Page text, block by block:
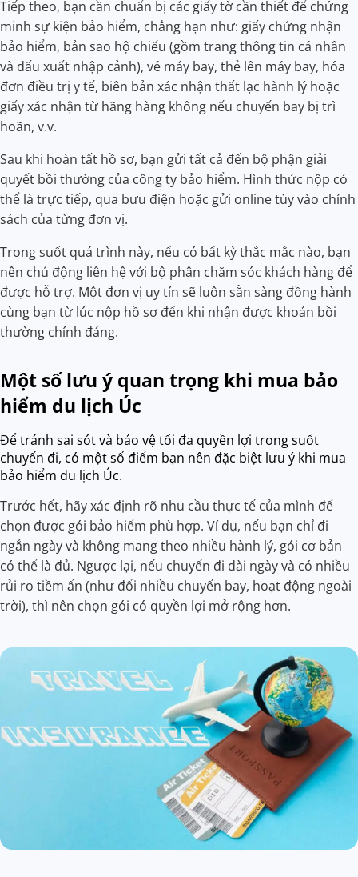
Tiếp theo, bạn cần chuẩn bị các giấy tờ cần thiết để chứng
minh sự kiện bảo hiểm, chẳng hạn như: giấy chứng nhận
bảo hiểm, bản sao hộ chiếu (gồm trang thông tin cá nhân
và dấu xuất nhập cảnh), vé máy bay, thẻ lên máy bay, hóa
đơn điều trị y tế, biên bản xác nhận thất lạc hành lý hoặc
giấy xác nhận từ hãng hàng không nếu chuyến bay bị trì
hoãn, v.v.
Sau khi hoàn tất hồ sơ, bạn gửi tất cả đến bộ phận giải
quyết bồi thường của công ty bảo hiểm. Hình thức nộp có
thể là trực tiếp, qua bưu điện hoặc gửi online tùy vào chính
sách của từng đơn vị.
Trong suốt quá trình này, nếu có bất kỳ thắc mắc nào, bạn
nên chủ động liên hệ với bộ phận chăm sóc khách hàng để
được hỗ trợ. Một đơn vị uy tín sẽ luôn sẵn sàng đồng hành
cùng bạn từ lúc nộp hồ sơ đến khi nhận được khoản bồi
thường chính đáng.
Một số lưu ý quan trọng khi mua bảo
hiểm du lịch Úc
Để tránh sai sót và bảo vệ tối đa quyền lợi trong suốt
chuyến đi, có một số điểm bạn nên đặc biệt lưu ý khi mua
bảo hiểm du lịch Úc.
Trước hết, hãy xác định rõ nhu cầu thực tế của mình để
chọn được gói bảo hiểm phù hợp. Ví dụ, nếu bạn chỉ đi
ngắn ngày và không mang theo nhiều hành lý, gói cơ bản
có thể là đủ. Ngược lại, nếu chuyến đi dài ngày và có nhiều
rủi ro tiềm ẩn (như đổi nhiều chuyến bay, hoạt động ngoài
trời), thì nên chọn gói có quyền lợi mở rộng hơn.